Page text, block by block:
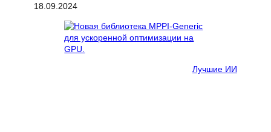
18.09.2024
Лучшие ИИ